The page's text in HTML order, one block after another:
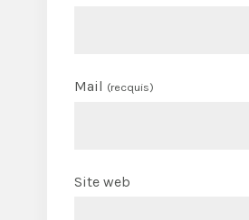
Mail (recquis)
Site web